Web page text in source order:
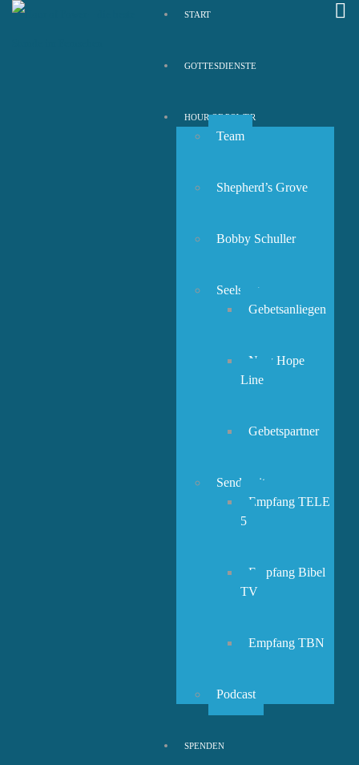
START
GOTTESDIENSTE
HOUR OF POWER
Team
Shepherd’s Grove
Bobby Schuller
Seelsorge
Gebetsanliegen
New Hope
Line
Gebetspartner
Sendezeiten
Empfang TELE
5
Empfang Bibel
TV
Empfang TBN
Podcast
SPENDEN